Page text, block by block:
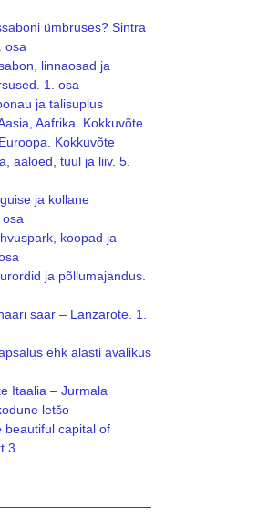
ümbruses? Sintra
osa
linnaosad ja
1. osa
ja talisuplus
Aafrika. Kokkuvõte
Kokkuvõte
aaloed, tuul ja liiv. 5.
ja kollane
osa
koopad ja
ja põllumajandus.
saar – Lanzarote. 1.
ehk alasti avalikus
Itaalia – Jurmala
letšo
beautiful capital of
3